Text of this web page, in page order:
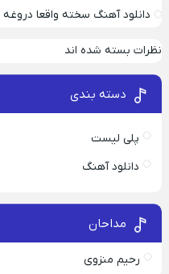
دانلود آهنگ سخته واقعا دروغه
نظرات بسته شده اند
دسته بندی
پلی لیست
دانلود آهنگ
مداحان
رحیم منزوی